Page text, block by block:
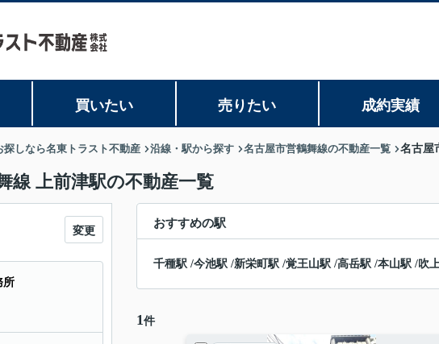
買いたい 売りたい 成約実績
しなら名東トラスト不動産 沿線・駅から探す 名古屋市営鶴舞線の不動産一覧 名古屋
線 上前津駅の不動産一覧
おすすめの駅
千種駅 /今池駅 /新栄町駅 /覚王山駅 /高岳駅 /本山駅 /吹
1 件
変更
所